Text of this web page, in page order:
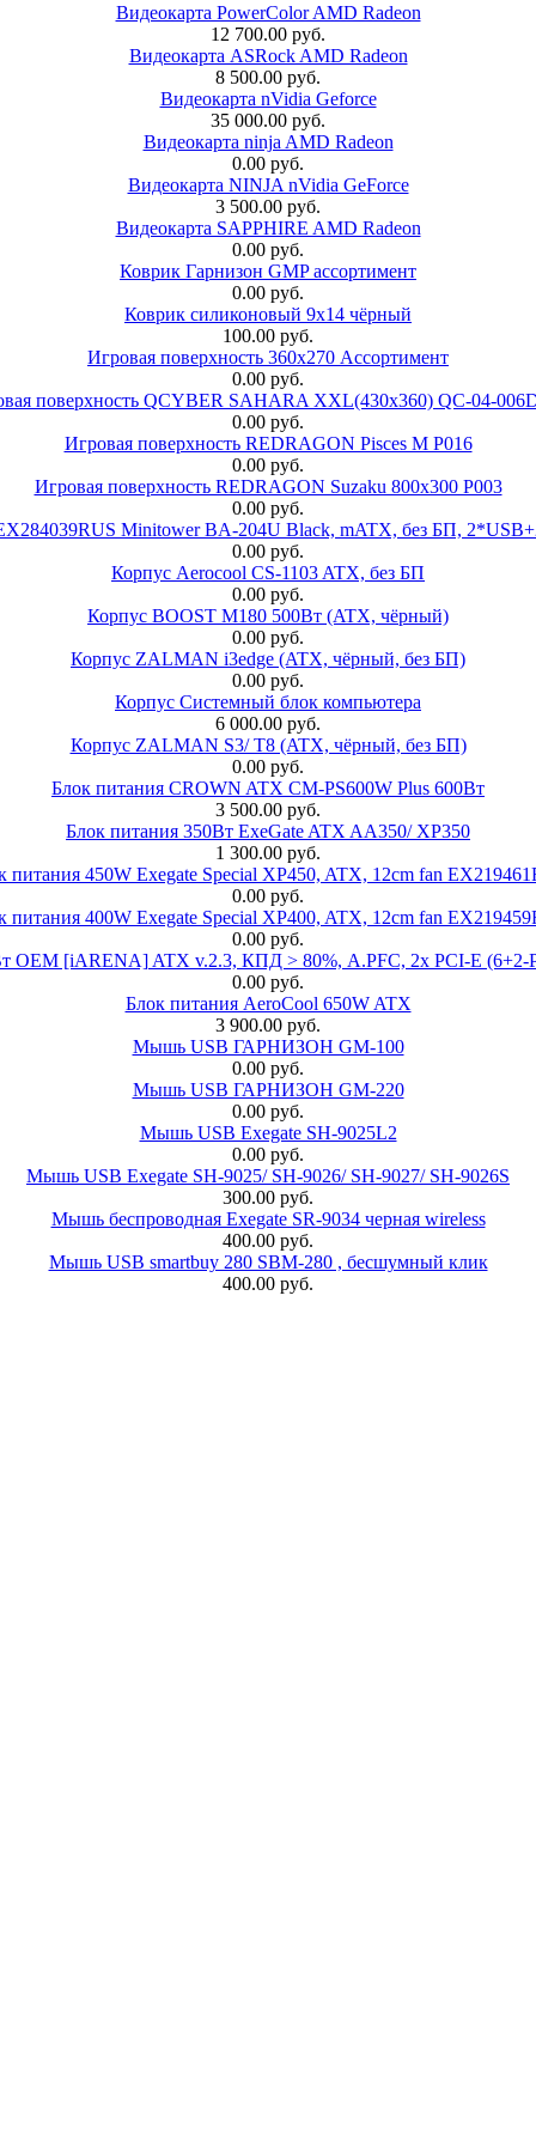
Видеокарта PowerColor AMD Radeon
12 700.00 руб.
Видеокарта ASRock AMD Radeon
8 500.00 руб.
Видеокарта nVidia Geforce
35 000.00 руб.
Видеокарта ninja AMD Radeon
0.00 руб.
Видеокарта NINJA nVidia GeForce
3 500.00 руб.
Видеокарта SAPPHIRE AMD Radeon
0.00 руб.
Коврик Гарнизон GMP ассортимент
0.00 руб.
Коврик силиконовый 9х14 чёрный
100.00 руб.
Игровая поверхность 360x270 Ассортимент
0.00 руб.
поверхность QCYBER SAHARA XXL(430x360) QC-04-
0.00 руб.
Игровая поверхность REDRAGON Pisces M P016
0.00 руб.
Игровая поверхность REDRAGON Suzaku 800x300 P003
0.00 руб.
Minitower BA-204U Black, mATX, без БП,
0.00 руб.
Корпус Aerocool CS-1103 ATX, без БП
0.00 руб.
Корпус BOOST M180 500Вт (ATX, чёрный)
0.00 руб.
Корпус ZALMAN i3edge (ATX, чёрный, без БП)
0.00 руб.
Корпус Системный блок компьютера
6 000.00 руб.
Корпус ZALMAN S3/ T8 (ATX, чёрный, без БП)
0.00 руб.
Блок питания CROWN ATX CM-PS600W Plus 600Вт
3 500.00 руб.
Блок питания 350Вт ExeGate ATX AA350/ XP350
1 300.00 руб.
питания 450W Exegate Special XP450, ATX, 12cm fan
0.00 руб.
питания 400W Exegate Special XP400, ATX, 12cm fan
0.00 руб.
OEM [iARENA] ATX v.2.3, КПД > 80%, A.PFC, 2x PCI-E (6+2-
0.00 руб.
Блок питания AeroCool 650W ATX
3 900.00 руб.
Мышь USB ГАРНИЗОН GM-100
0.00 руб.
Мышь USB ГАРНИЗОН GM-220
0.00 руб.
Мышь USB Exegate SH-9025L2
0.00 руб.
Мышь USB Exegate SH-9025/ SH-9026/ SH-9027/ SH-9026S
300.00 руб.
Мышь беспроводная Exegate SR-9034 черная wireless
400.00 руб.
Мышь USB smartbuy 280 SBM-280 , бесшумный клик
400.00 руб.